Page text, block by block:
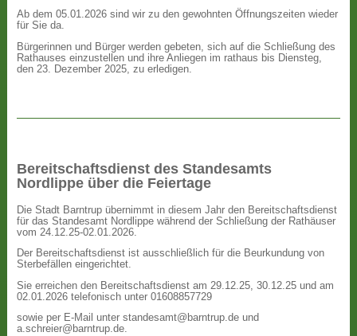
Ab dem 05.01.2026 sind wir zu den gewohnten Öffnungszeiten wieder
für Sie da.
Bürgerinnen und Bürger werden gebeten, sich auf die Schließung des
Rathauses einzustellen und ihre Anliegen im rathaus bis Diensteg,
den 23. Dezember 2025, zu erledigen.
Bereitschaftsdienst des Standesamts
Nordlippe über die Feiertage
Die Stadt Barntrup übernimmt in diesem Jahr den Bereitschaftsdienst
für das Standesamt Nordlippe während der Schließung der Rathäuser
vom 24.12.25-02.01.2026.
Der Bereitschaftsdienst ist ausschließlich für die Beurkundung von
Sterbefällen eingerichtet.
Sie erreichen den Bereitschaftsdienst am 29.12.25, 30.12.25 und am
02.01.2026 telefonisch unter 01608857729
sowie per E-Mail unter standesamt@barntrup.de und
a.schreier@barntrup.de.